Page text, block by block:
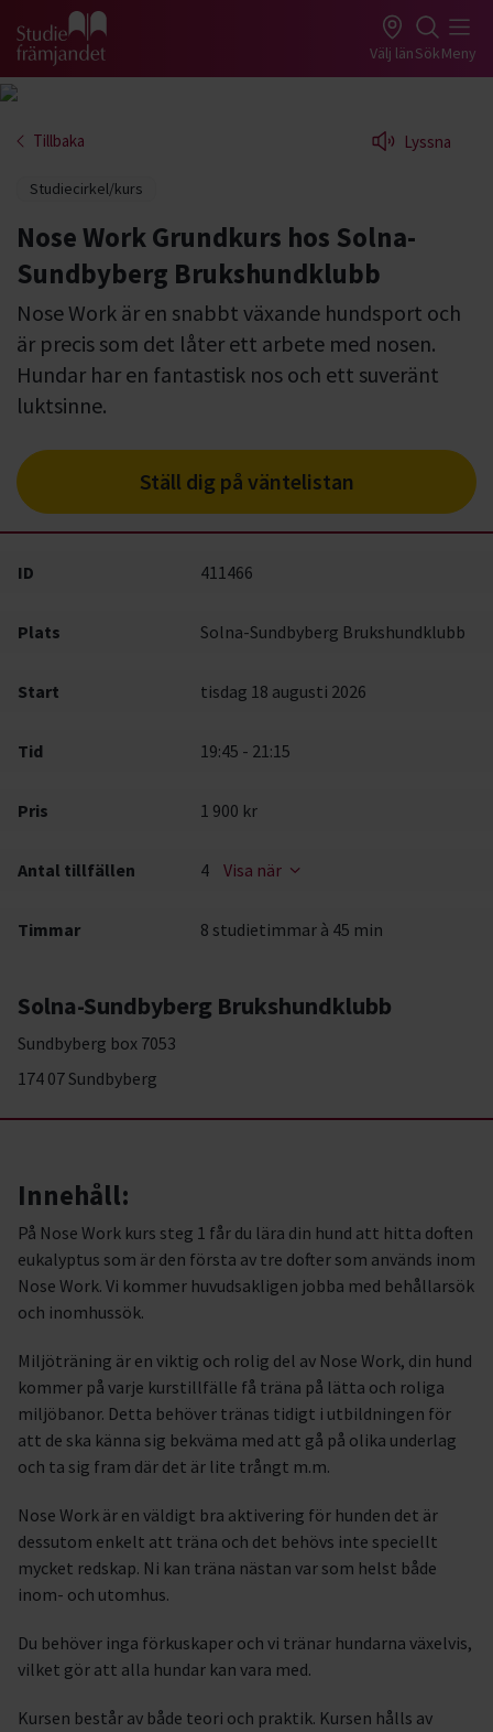
Gå till studiefrämjandets startsida Välj länSökMeny
Tillbaka Lyssna
Studiecirkel/kurs
Nose Work Grundkurs hos Solna-
Sundbyberg Brukshundklubb
Nose Work är en snabbt växande hundsport och
är precis som det låter ett arbete med nosen.
Hundar har en fantastisk nos och ett suveränt
luktsinne.
Ställ dig på väntelistan
ID 411466
Plats Solna-Sundbyberg Brukshundklubb
Start tisdag 18 augusti 2026
Tid 19:45 - 21:15
Pris 1 900 kr
Antal tillfällen 4 Visa när
Timmar 8 studietimmar à 45 min
Solna-Sundbyberg Brukshundklubb
Sundbyberg box 7053
174 07 Sundbyberg
Innehåll:
På Nose Work kurs steg 1 får du lära din hund att hitta doften
eukalyptus som är den första av tre dofter som används inom
Nose Work. Vi kommer huvudsakligen jobba med behållarsök
och inomhussök.
Miljöträning är en viktig och rolig del av Nose Work, din hund
kommer på varje kurstillfälle få träna på lätta och roliga
miljöbanor. Detta behöver tränas tidigt i utbildningen för
att de ska känna sig bekväma med att gå på olika underlag
och ta sig fram där det är lite trångt m.m.
Nose Work är en väldigt bra aktivering för hunden det är
dessutom enkelt att träna och det behövs inte speciellt
mycket redskap. Ni kan träna nästan var som helst både
inom- och utomhus.
Du behöver inga förkuskaper och vi tränar hundarna växelvis,
vilket gör att alla hundar kan vara med.
Kursen består av både teori och praktik. Kursen hålls av